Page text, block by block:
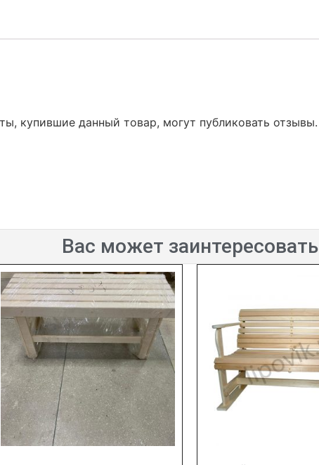
купившие данный товар, могут публиковать отзывы.
Вас может заинтересовать